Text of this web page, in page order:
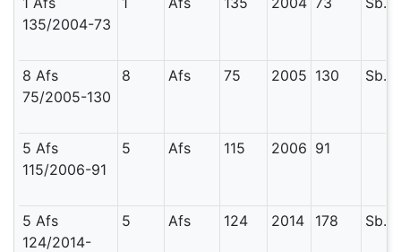
135/2004-73
8 Afs
75/2005-130
8 Afs 75 2005 130 Sb.
5 Afs
115/2006-91
5 Afs 115 2006 91
5 Afs
124/2014-
5 Afs 124 2014 178 Sb.